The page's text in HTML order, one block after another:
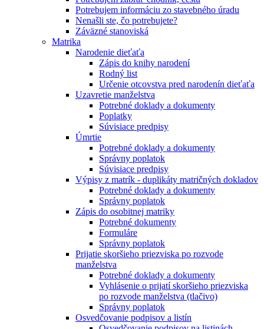
Potrebujem informáciu zo stavebného úradu
Nenašli ste, čo potrebujete?
Záväzné stanoviská
Matrika
Narodenie dieťaťa
Zápis do knihy narodení
Rodný list
Určenie otcovstva pred narodenín dieťaťa
Uzavretie manželstva
Potrebné doklady a dokumenty
Poplatky
Súvisiace predpisy
Úmrtie
Potrebné doklady a dokumenty
Správny poplatok
Súvisiace predpisy
Výpisy z matrík - duplikáty matričných dokladov
Potrebné doklady a dokumenty
Správny poplatok
Zápis do osobitnej matriky
Potrebné dokumenty
Formuláre
Správny poplatok
Prijatie skoršieho priezviska po rozvode
manželstva
Potrebné doklady a dokumenty
Vyhlásenie o prijatí skoršieho priezviska
po rozvode manželstva (tlačivo)
Správny poplatok
Osvedčovanie podpisov a listín